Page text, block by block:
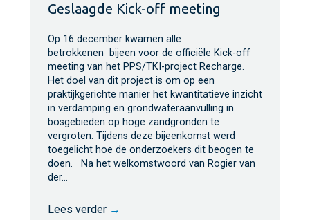
Geslaagde Kick-off meeting
Op 16 december kwamen alle
betrokkenen bijeen voor de officiële Kick-off
meeting van het PPS/TKI-project Recharge.
Het doel van dit project is om op een
praktijkgerichte manier het kwantitatieve inzicht
in verdamping en grondwateraanvulling in
bosgebieden op hoge zandgronden te
vergroten. Tijdens deze bijeenkomst werd
toegelicht hoe de onderzoekers dit beogen te
doen. Na het welkomstwoord van Rogier van
der…
Lees verder →